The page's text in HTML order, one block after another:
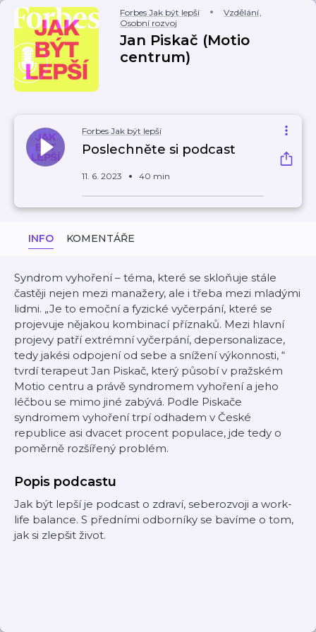
Forbes Jak být lepší Vzdělání,
Osobní rozvoj
Jan Piskač (Motio
centrum)
Forbes Jak být lepší
Poslechněte si podcast
11. 6. 2023 40 min
INFO KOMENTÁŘE
Syndrom vyhoření – téma, které se skloňuje stále
častěji nejen mezi manažery, ale i třeba mezi mladými
lidmi. „Je to emoční a fyzické vyčerpání, které se
projevuje nějakou kombinací příznaků. Mezi hlavní
projevy patří extrémní vyčerpání, depersonalizace,
tedy jakési odpojení od sebe a snížení výkonnosti, “
tvrdí terapeut Jan Piskač, který působí v pražském
Motio centru a právě syndromem vyhoření a jeho
léčbou se mimo jiné zabývá. Podle Piskače
syndromem vyhoření trpí odhadem v České
republice asi dvacet procent populace, jde tedy o
poměrně rozšířený problém.
Popis podcastu
Jak být lepší je podcast o zdraví, seberozvoji a work-
life balance. S předními odborníky se bavíme o tom,
jak si zlepšit život.